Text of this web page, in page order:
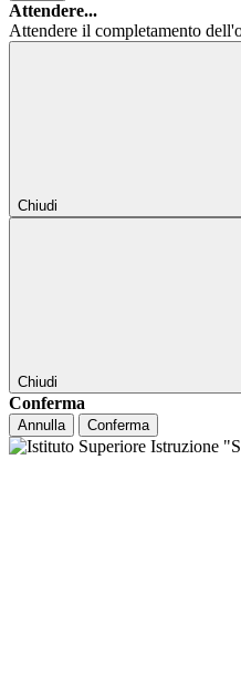
Attendere...
Attendere il completamento
Chiudi
Chiudi
Conferma
Annulla Conferma